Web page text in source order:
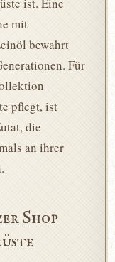
ist. Eine
mit
bewahrt
Für
pflegt, ist
die
an ihrer
Shop